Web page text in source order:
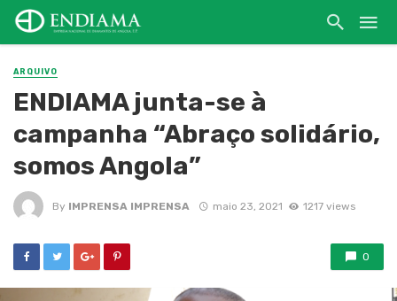
ARQUIVO
ENDIAMA junta-se à
campanha “Abraço solidário,
somos Angola”
By IMPRENSA IMPRENSA maio 23, 2021 1217 views
0